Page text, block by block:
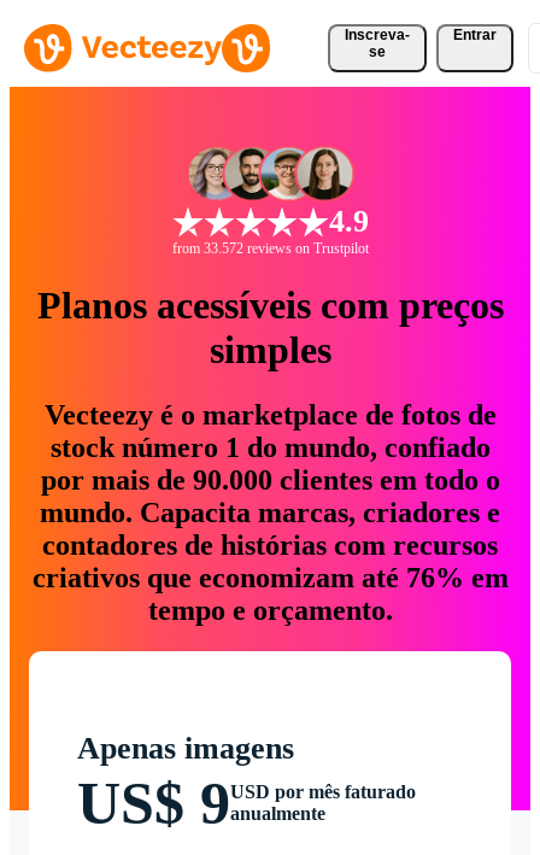
Inscreva-
se
Entrar
4.9
from 33.572 reviews on Trustpilot
Planos acessíveis com preços
simples
Vecteezy é o marketplace de fotos de
stock número 1 do mundo, confiado
por mais de 90.000 clientes em todo o
mundo. Capacita marcas, criadores e
contadores de histórias com recursos
criativos que economizam até 76% em
tempo e orçamento.
Apenas imagens
US$ 9USD por mês faturado
anualmente